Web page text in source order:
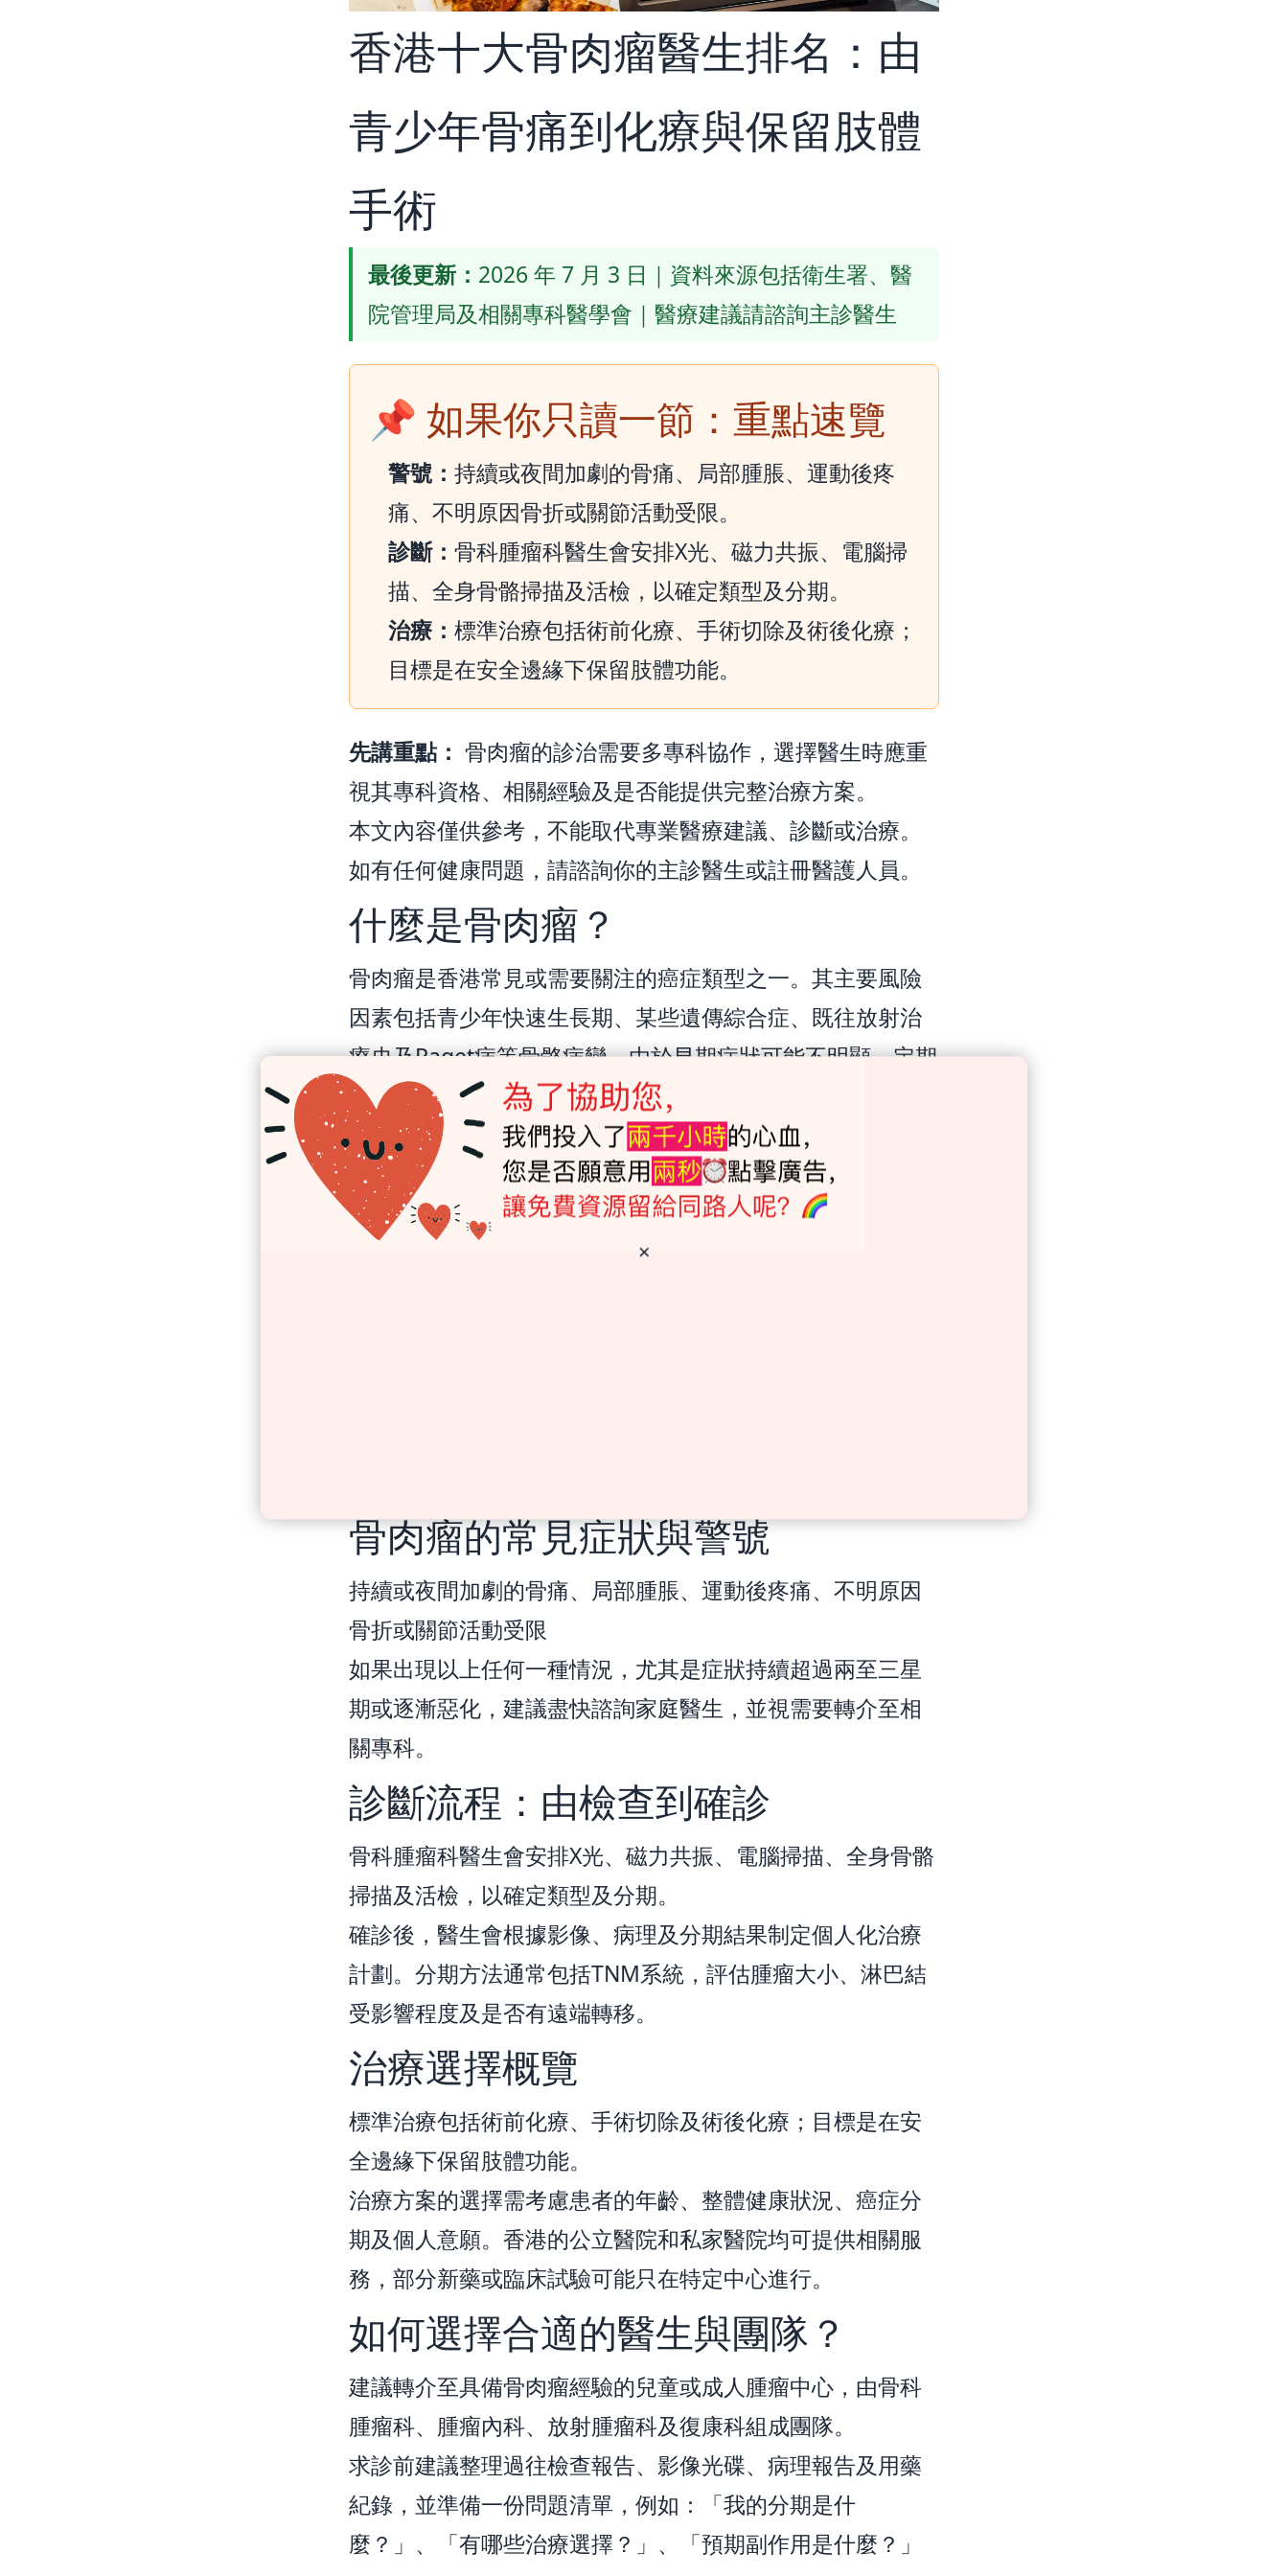
香港十大骨肉瘤醫生排名：由
青少年骨痛到化療與保留肢體
手術
最後更新： 2026 年 7 月 3 日｜資料來源包括衛生署、醫
院管理局及相關專科醫學會｜醫療建議請諮詢主診醫生
📌 如果你只讀一節：重點速覽
警號： 持續或夜間加劇的骨痛、局部腫脹、運動後疼
痛、不明原因骨折或關節活動受限。
診斷： 骨科腫瘤科醫生會安排X光、磁力共振、電腦掃
描、全身骨骼掃描及活檢，以確定類型及分期。
治療： 標準治療包括術前化療、手術切除及術後化療；
目標是在安全邊緣下保留肢體功能。
先講重點： 骨肉瘤的診治需要多專科協作，選擇醫生時應重
視其專科資格、相關經驗及是否能提供完整治療方案。
本文內容僅供參考，不能取代專業醫療建議、診斷或治療。
如有任何健康問題，請諮詢你的主診醫生或註冊醫護人員。
什麼是骨肉瘤？
骨肉瘤是香港常見或需要關注的癌症類型之一。其主要風險
因素包括青少年快速生長期、某些遺傳綜合症、既往放射治
療史及Paget病等骨骼病變。由於早期症狀可能不明顯，定期
身體檢查及對異常信號保持警覺非常重要。
患者和家屬常關心「哪位醫生最好」，但其實更關鍵的是找
到具備相關專科資格、能夠提供完整診治方案的多專科團
隊。
骨肉瘤的常見症狀與警號
持續或夜間加劇的骨痛、局部腫脹、運動後疼痛、不明原因
骨折或關節活動受限
如果出現以上任何一種情況，尤其是症狀持續超過兩至三星
期或逐漸惡化，建議盡快諮詢家庭醫生，並視需要轉介至相
關專科。
診斷流程：由檢查到確診
骨科腫瘤科醫生會安排X光、磁力共振、電腦掃描、全身骨骼
掃描及活檢，以確定類型及分期。
確診後，醫生會根據影像、病理及分期結果制定個人化治療
計劃。分期方法通常包括TNM系統，評估腫瘤大小、淋巴結
受影響程度及是否有遠端轉移。
治療選擇概覽
標準治療包括術前化療、手術切除及術後化療；目標是在安
全邊緣下保留肢體功能。
治療方案的選擇需考慮患者的年齡、整體健康狀況、癌症分
期及個人意願。香港的公立醫院和私家醫院均可提供相關服
務，部分新藥或臨床試驗可能只在特定中心進行。
如何選擇合適的醫生與團隊？
建議轉介至具備骨肉瘤經驗的兒童或成人腫瘤中心，由骨科
腫瘤科、腫瘤內科、放射腫瘤科及復康科組成團隊。
求診前建議整理過往檢查報告、影像光碟、病理報告及用藥
紀錄，並準備一份問題清單，例如：「我的分期是什
麼？」、「有哪些治療選擇？」、「預期副作用是什麼？」
×